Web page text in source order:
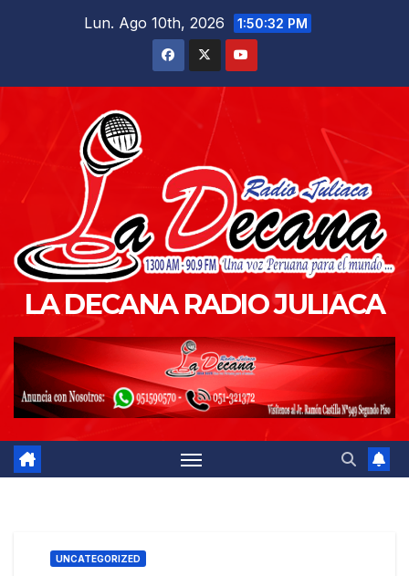
Lun. Ago 10th, 2026 1:50:33 PM
LA DECANA RADIO JULIACA
UNCATEGORIZED